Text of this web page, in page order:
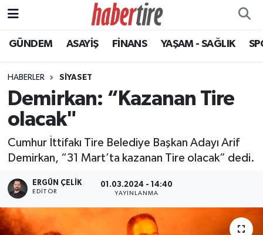
GÜNDEM ASAYİŞ FİNANS YAŞAM - SAĞLIK
HABERLER SİYASET
Demirkan: “Kazanan Tire
olacak"
Cumhur İttifakı Tire Belediye Başkan Adayı Arif
Demirkan, “31 Mart’ta kazanan Tire olacak” dedi.
ERGÜN ÇELIK
EDITÖR
01.03.2024 - 14:40
YAYINLANMA
Tire Nöbetçi Eczaneler
Tire Hava Durumu
Tire Trafik Yoğunluk Haritası
Süper Lig Puan Durumu ve Fikstür
Tüm Manşetler
Son Dakika Haberleri
Haber Arşivi